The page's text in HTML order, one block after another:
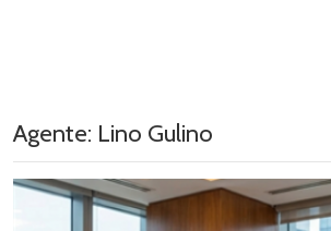
Agente: Lino Gulino